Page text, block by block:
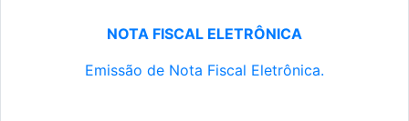
NOTA FISCAL ELETRÔNICA
Emissão de Nota Fiscal Eletrônica.